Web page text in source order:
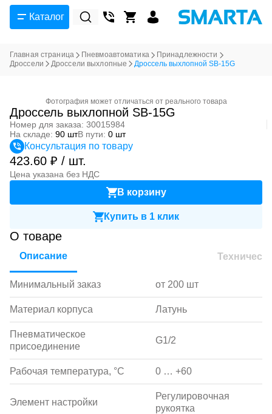
Каталог
Главная страница Пневмоавтоматика
Принадлежности
Дроссели
Дроссели выхлопные Дроссель выхлопной SB-15G
Фотография может отличаться от реального товара
Дроссель выхлопной SB-15G
Номер для заказа: 30015984
На складе: 90 штВ пути: 0 шт
Консультация по товару
423.60 ₽ / шт.
Цена указана без НДС
В корзину
Купить в 1 клик
О товаре
Описание
Минимальный заказ от 200 шт
Материал корпуса Латунь
Пневматическое
присоединение
G1/2
Рабочая температура, °С 0 … +60
Элемент настройки
Регулировочная
рукоятка